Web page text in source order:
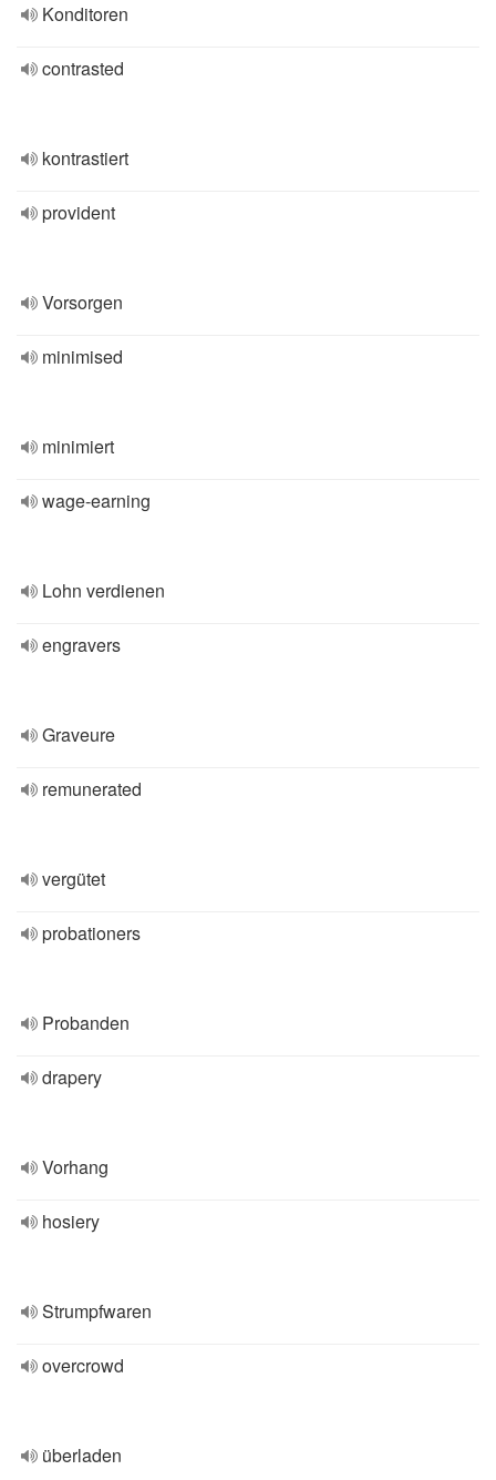
Konditoren
contrasted
kontrastiert
provident
Vorsorgen
minimised
minimiert
wage-earning
Lohn verdienen
engravers
Graveure
remunerated
vergütet
probationers
Probanden
drapery
Vorhang
hosiery
Strumpfwaren
overcrowd
überladen